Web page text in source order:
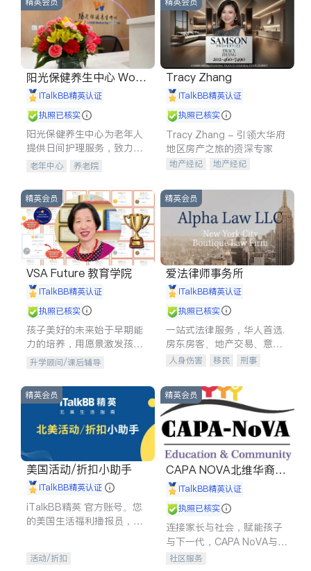
阳光保健养生中心 World
shine
iTalkBB精英认证
执照已核实
阳光保健养生中心为老年人
提供日间护理服务，致力于
通过持续的护理创新来有效
老年中心 养老院
Tracy Zhang
iTalkBB精英认证
执照已核实
Tracy Zhang - 引领大华府
地区房产之旅的资深专家
地产经纪
地产经纪
商铺租售
精英会员
VSA Future 教育学院
iTalkBB精英认证
执照已核实
孩子美好的未来始于早期能
力的培养，用愿景激发孩子
的学习潜力和动力。理念：
拥有成长型心态是成功的基
石。
升学顾问/课后辅导
精英会员
爱法律师事务所
iTalkBB精英认证
执照已核实
一站式法律服务，华人首选.
房东房客、地产交易、意外
伤害、车祸重伤、商业诉
建筑合同、刑事案件全包办
人身伤害 移民
刑事
信托/遗嘱
商业
索赔
律师-其它 保释
精英会员
美国活动/折扣小助手
iTalkBB精英认证
iTalkBB精英 官方账号。您
的美国生活福利播报员，精
专属福利。
活动/折扣
精英会员
CAPA NOVA北维华裔家
长会iTalkBB精英认证
执照已核实
连接家长与社会，赋能孩子
与下一代，CAPA NoVA与您
携手建设包容、公平、充满
社区服务